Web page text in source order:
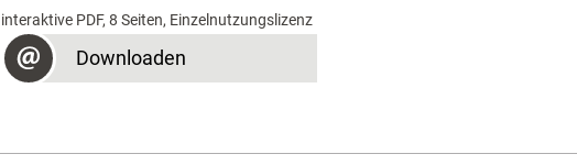
interaktive PDF, 8 Seiten, Einzelnutzungslizenz
Downloaden